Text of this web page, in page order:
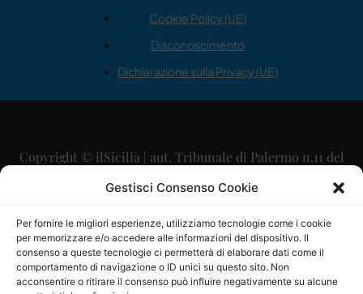
Gestisci Consenso Cookie
Per fornire le migliori esperienze, utilizziamo tecnologie come i cookie
per memorizzare e/o accedere alle informazioni del dispositivo. Il
consenso a queste tecnologie ci permetterà di elaborare dati come il
comportamento di navigazione o ID unici su questo sito. Non
acconsentire o ritirare il consenso può influire negativamente su alcune
Cookie Policy (UE)
Disconoscimento
Dichiarazione sulla Privacy (UE)
Copyright © ilSicilia | aut. Tribunale di Palermo n.11 del
29/09/2015
Direttore Editoriale: Maurizio Scaglione
Direttore Responsabile: Maria Calabrese